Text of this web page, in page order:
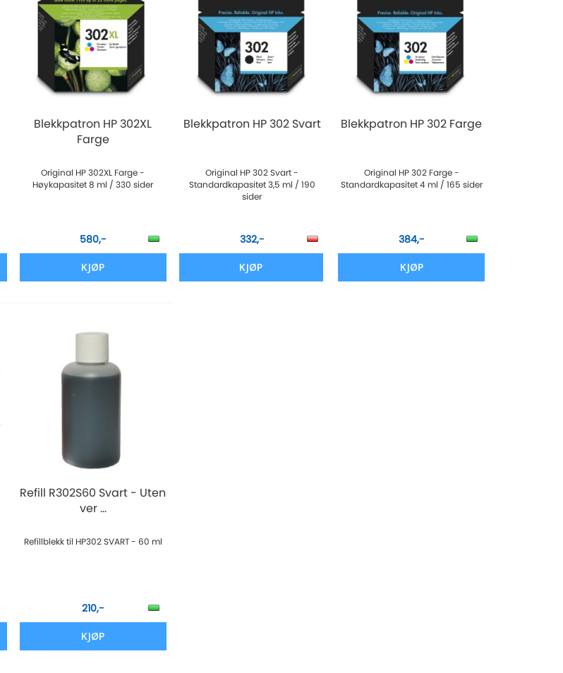
Blekkpatron HP 302XL
Farge
Original HP 302XL Farge -
Høykapasitet 8 ml / 330 sider
580,-
KJØP
Blekkpatron HP 302 Svart
Original HP 302 Svart -
Standardkapasitet 3,5 ml / 190
sider
332,-
KJØP
Blekkpatron HP 302 Farge
Original HP 302 Farge -
Standardkapasitet 4 ml / 165 sider
384,-
KJØP
Refill R302S60 Svart - Uten
ver ...
Refillblekk til HP302 SVART - 60 ml
210,-
KJØP